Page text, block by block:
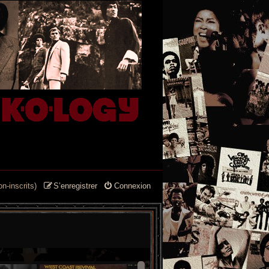
Connexion
S’enregistrer
inscrits)
-- --